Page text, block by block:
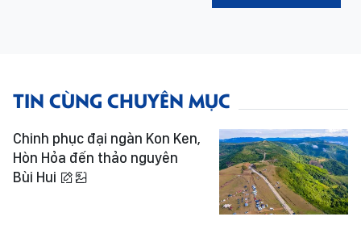
TIN CÙNG CHUYÊN MỤC
Chinh phục đại ngàn Kon Ken,
Hòn Hỏa đến thảo nguyên
Bùi Hui